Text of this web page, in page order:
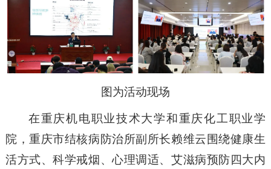
图为活动现场
在重庆机电职业技术大学和重庆化工职业学
院，重庆市结核病防治所副所长赖维云围绕健康生
活方式、科学戒烟、心理调适、艾滋病预防四大内